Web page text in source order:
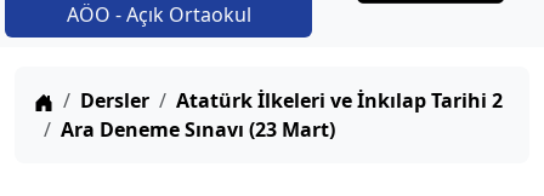
AÖO - Açık Ortaokul
Anasayfa
Dersler
Atatürk İlkeleri ve İnkılap Tarihi 2
Ara Deneme Sınavı (23 Mart)